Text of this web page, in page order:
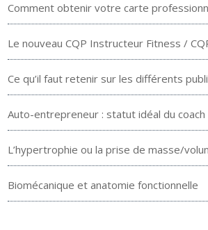
Comment obtenir votre carte
Le nouveau CQP Instructeur Fitness /
Ce qu’il faut retenir sur les différents
Auto-entrepreneur : statut idéal du
L’hypertrophie ou la prise de masse/
Biomécanique et anatomie fonctionnelle